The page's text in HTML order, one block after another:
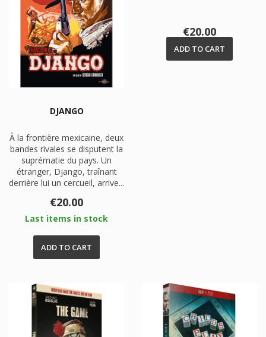
DJANGO
À la frontière mexicaine, deux
bandes rivales se disputent la
suprématie du pays. Un
étranger, Django, traînant
derrière lui un cercueil, arrive...
Price
€20.00
Last items in stock
ADD TO CART
Price
€20.00
ADD TO CART